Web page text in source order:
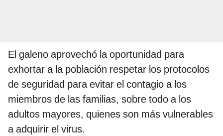
El galeno aprovechó la oportunidad para
exhortar a la población respetar los protocolos
de seguridad para evitar el contagio a los
miembros de las familias, sobre todo a los
adultos mayores, quienes son más vulnerables
a adquirir el virus.